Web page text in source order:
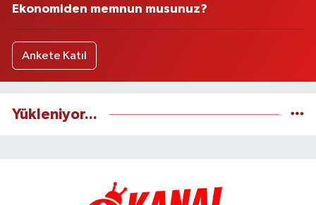
Ekonomiden memnun musunuz?
Ankete Katıl
Yükleniyor...